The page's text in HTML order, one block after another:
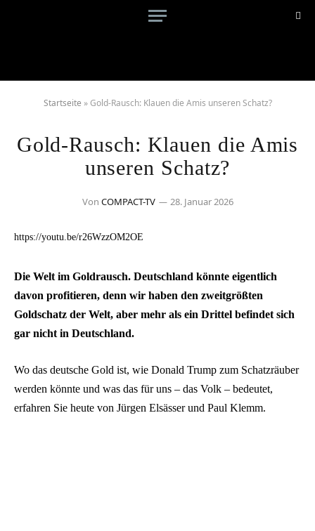
Startseite »Gold-Rausch: Klauen die Amis unseren Schatz?
Gold-Rausch: Klauen die Amis
unseren Schatz?
Von COMPACT-TV 28. Januar 2026
https://youtu.be/r26WzzOM2OE
Die Welt im Goldrausch. Deutschland könnte eigentlich
davon profitieren, denn wir haben den zweitgrößten
Goldschatz der Welt, aber mehr als ein Drittel befindet sich
gar nicht in Deutschland.
Wo das deutsche Gold ist, wie Donald Trump zum Schatzräuber
werden könnte und was das für uns – das Volk – bedeutet,
erfahren Sie heute von Jürgen Elsässer und Paul Klemm.